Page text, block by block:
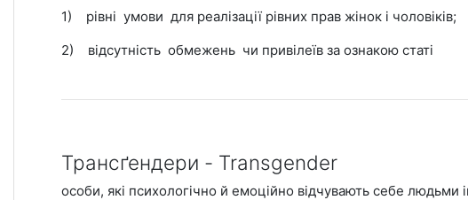
1) рівні умови для реалізації рівних прав жінок і чоловіків;
2) відсутність обмежень чи привілеїв за ознакою статі
Трансґендери - Transgender
особи, які психологічно й емоційно відчувають себе людьми